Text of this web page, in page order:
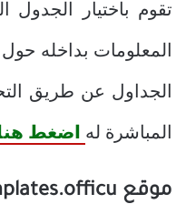
تقوم باختيار
المعلومات بداخله
الجداول عن طريق
المباشرة له اضغط
موقع templates.officu